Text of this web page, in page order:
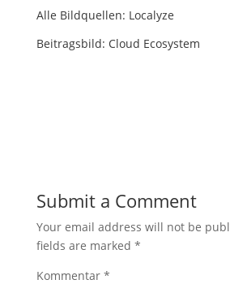
Alle Bildquellen: Localyze
Beitragsbild: Cloud Ecosystem
Submit a Comment
Your email address will not be
fields are marked *
Kommentar *